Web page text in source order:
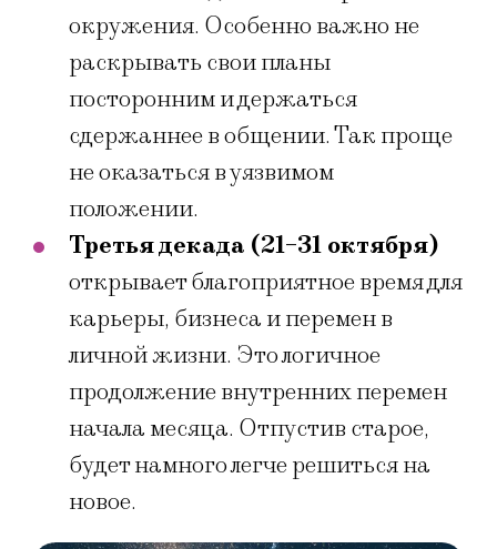
окружения. Особенно важно не
раскрывать свои планы
посторонним и держаться
сдержаннее в общении. Так проще
не оказаться в уязвимом
положении.
Третья декада (21-31 октября)
открывает благоприятное время для
карьеры, бизнеса и перемен в
личной жизни. Это логичное
продолжение внутренних перемен
начала месяца. Отпустив старое,
будет намного легче решиться на
новое.